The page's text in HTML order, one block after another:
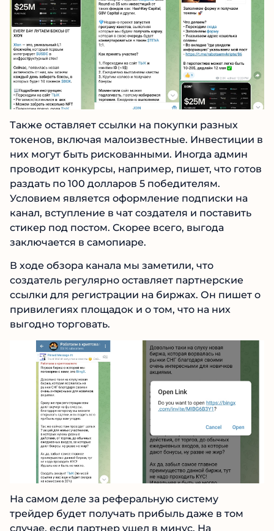
Также оставляет ссылки на покупки разных
токенов, включая малоизвестные.
Инвестиции в них могут быть рискованными.
Иногда админ проводит конкурсы, например,
пишет, что готов раздать по 100 долларов 5
победителям. Условием является
оформление подписки на канал, вступление в
чат создателя и поставить стикер под постом.
Скорее всего, выгода заключается в
самопиаре.
В ходе обзора канала мы заметили, что
создатель регулярно оставляет партнерские
ссылки для регистрации на биржах. Он пишет
о привилегиях площадок и о том, что на них
выгодно торговать.
На самом деле за реферальную систему
трейдер будет получать прибыль даже в том